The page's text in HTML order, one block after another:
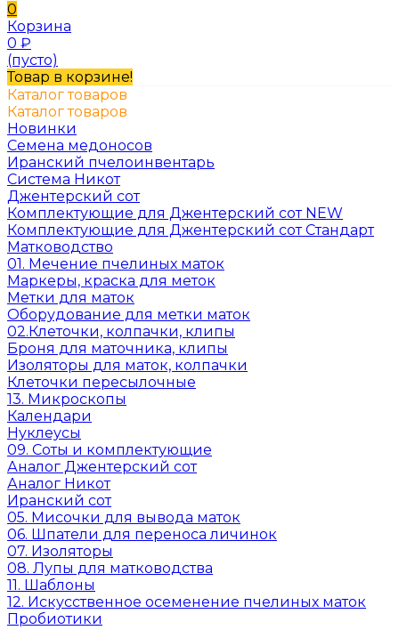
0
Корзина
0 ₽
(пусто)
Товар в корзине!
Каталог товаров
Каталог товаров
Новинки
Семена медоносов
Иранский пчелоинвентарь
Система Никот
Джентерский сот
Комплектующие для Джентерский сот NEW
Комплектующие для Джентерский сот Стандарт
Матководство
01. Мечение пчелиных маток
Маркеры, краска для меток
Метки для маток
Оборудование для метки маток
02.Клеточки, колпачки, клипы
Броня для маточника, клипы
Изоляторы для маток, колпачки
Клеточки пересылочные
13. Микроскопы
Календари
Нуклеусы
09. Соты и комплектующие
Аналог Джентерский сот
Аналог Никот
Иранский сот
05. Мисочки для вывода маток
06. Шпатели для переноса личинок
07. Изоляторы
08. Лупы для матководства
11. Шаблоны
12. Искусственное осеменение пчелиных маток
Пробиотики